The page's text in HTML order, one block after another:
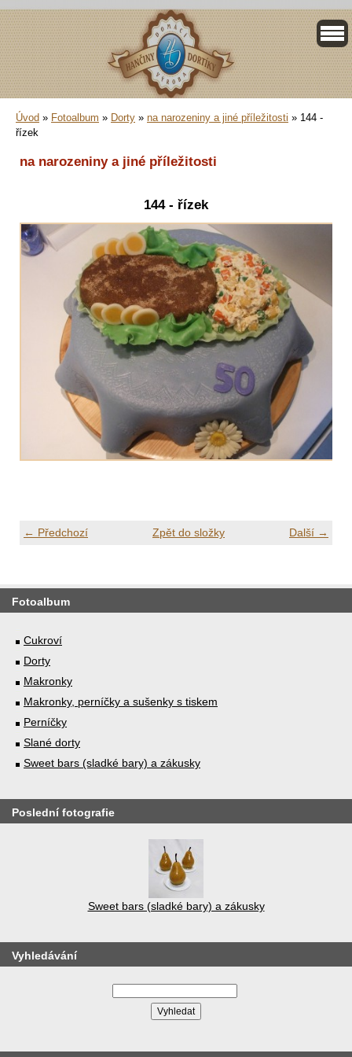
Úvod » Fotoalbum » Dorty » na narozeniny a jiné příležitosti » 144 -
řízek
na narozeniny a jiné příležitosti
144 - řízek
← Předchozí Další →
Zpět do složky
Fotoalbum
Cukroví
Dorty
Makronky
Makronky, perníčky a sušenky s tiskem
Perníčky
Slané dorty
Sweet bars (sladké bary) a zákusky
Poslední fotografie
Sweet bars (sladké bary) a zákusky
Vyhledávání